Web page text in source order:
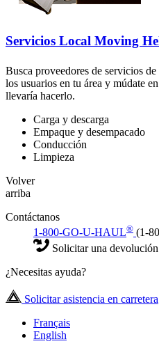
Servicios Local Moving
Busca proveedores de servicios
los usuarios en tu área y múdate
llevaría hacerlo.
Carga y descarga
Empaque y desempacado
Conducción
Limpieza
Volver
arriba
Contáctanos
1-800-GO-U-HAUL® (1-
Solicitar una
¿Necesitas ayuda?
Solicitar asistencia en carretera
Français
English